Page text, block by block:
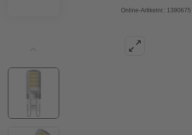
Online-Artikelnr.: 1390675